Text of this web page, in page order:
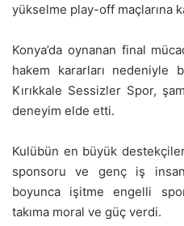
yükselme play-off maçlarına
Konya’da oynanan final
hakem kararları nedeniyle
Kırıkkale Sessizler Spor,
deneyim elde etti.
Kulübün en büyük
sponsoru ve genç iş
boyunca işitme engelli
takıma moral ve güç verdi.